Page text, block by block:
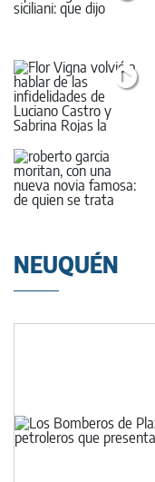
NEUQUÉN